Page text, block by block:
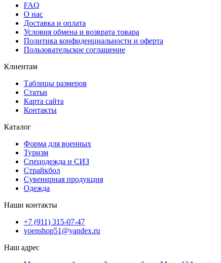
FAQ
О нас
Доставка и оплата
Условия обмена и возврата товара
Политика конфиденциальности и оферта
Пользовательское соглашение
Клиентам
Таблицы размеров
Статьи
Карта сайта
Контакты
Каталог
Форма для военных
Туризм
Спецодежда и СИЗ
Страйкбол
Сувенирная продукция
Одежда
Наши контакты
+7 (911) 315-07-47
voenshop51@yandex.ru
Наш адрес